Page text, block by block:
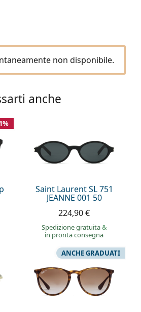
non disponibile.
anche
Saint Laurent SL 751
JEANNE 001 50
224,90 €
Spedizione gratuita&
in pronta consegna
ANCHE GRADUATI